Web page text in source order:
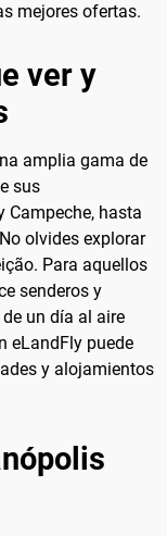
mejores ofertas.
ver y
amplia gama de
sus
hasta
olvides explorar
Para aquellos
senderos y
un día al aire
eLandFly puede
y alojamientos